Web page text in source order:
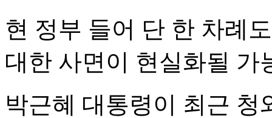
현 정부 들어 단 한 차례
대한 사면이 현실화될 가
박근혜 대통령이 최근